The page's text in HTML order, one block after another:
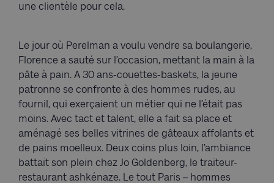
une clientèle pour cela.
Le jour où Perelman a voulu vendre sa boulangerie,
Florence a sauté sur l’occasion, mettant la main à la
pâte à pain. A 30 ans-couettes-baskets, la jeune
patronne se confronte à des hommes rudes, au
fournil, qui exerçaient un métier qui ne l’était pas
moins. Avec tact et talent, elle a fait sa place et
aménagé ses belles vitrines de gâteaux affolants et
de pains moelleux. Deux coins plus loin, l’ambiance
battait son plein chez Jo Goldenberg, le traiteur-
restaurant ashkénaze. Le tout Paris – hommes